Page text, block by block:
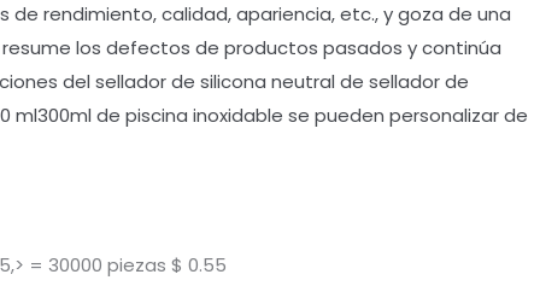
rendimiento, calidad, apariencia, etc., y goza de una
los defectos de productos pasados y continúa
del sellador de silicona neutral de sellador de
ml300ml de piscina inoxidable se pueden personalizar de
= 30000 piezas $ 0.55